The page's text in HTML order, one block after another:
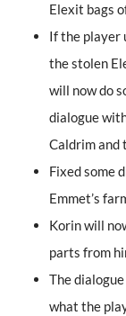
Elexit bags
If the player
the stolen
will now do
dialogue
Caldrim and
Fixed some
Emmet’s
Korin will
parts from
The
what the